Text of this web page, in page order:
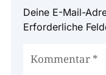
Deine E-Mail-
Erforderliche